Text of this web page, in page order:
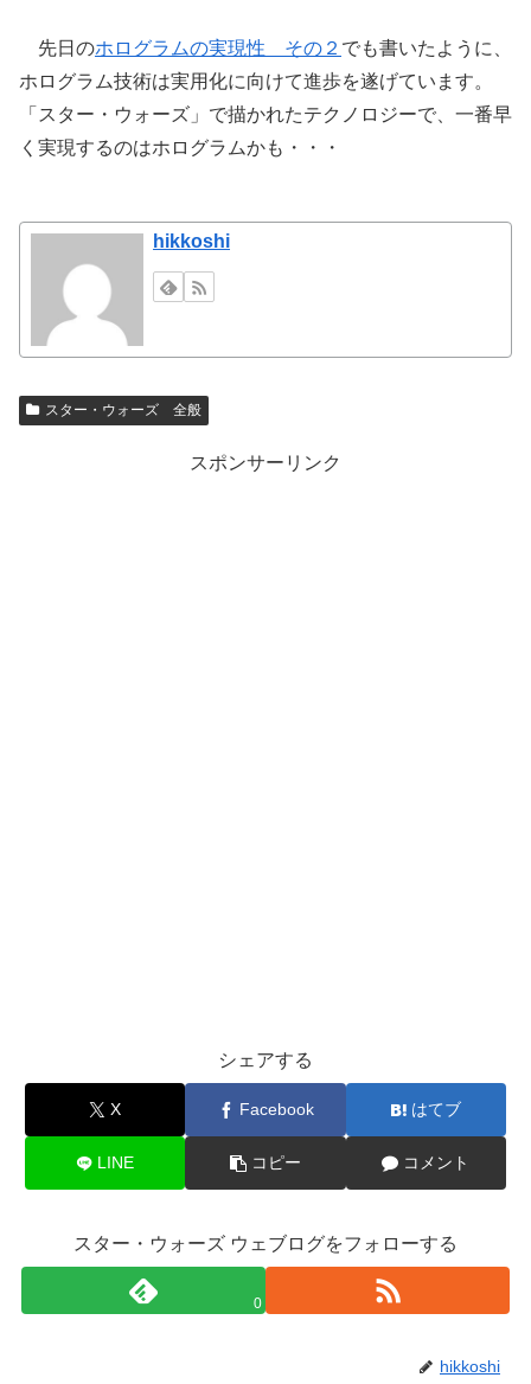
先日のホログラムの実現性 その２ でも書いたように、
ホログラム技術は実用化に向けて進歩を遂げています。
「スター・ウォーズ」で描かれたテクノロジーで、一番早
く実現するのはホログラムかも・・・
hikkoshi
スター・ウォーズ 全般
スポンサーリンク
シェアする
X Facebook はてブ
LINE コピー コメント
スター・ウォーズ ウェブログをフォローする
0
hikkoshi